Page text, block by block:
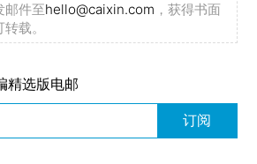
邮件至hello@caixin.com ，获得书面
载。
精选版电邮
订阅